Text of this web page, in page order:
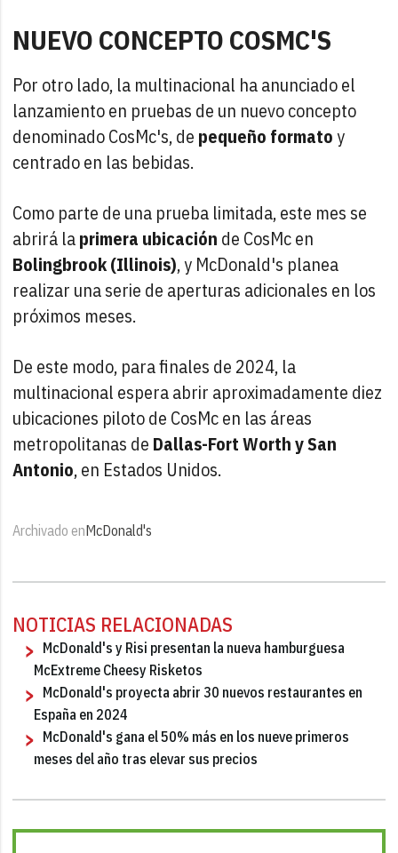
NUEVO CONCEPTO COSMC'S
Por otro lado, la multinacional ha anunciado el
lanzamiento en pruebas de un nuevo concepto
denominado CosMc's, de pequeño formatoy
centrado en las bebidas.
Como parte de una prueba limitada, este mes se
abrirá laprimera ubicación de CosMc en
Bolingbrook (Illinois), y McDonald's planea
realizar una serie de aperturas adicionales en los
próximos meses.
De este modo, para finales de 2024, la
multinacional espera abrir aproximadamente diez
ubicaciones piloto de CosMc en las áreas
metropolitanas de Dallas-Fort Worth y San
Antonio, en Estados Unidos.
Archivado enMcDonald's
NOTICIAS RELACIONADAS
McDonald's y Risi presentan la nueva hamburguesa
McExtreme Cheesy Risketos
McDonald's proyecta abrir 30 nuevos restaurantes en
España en 2024
McDonald's gana el 50% más en los nueve primeros
meses del año tras elevar sus precios